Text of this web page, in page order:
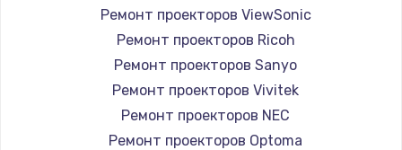
Ремонт проекторов ViewSonic
Ремонт проекторов Ricoh
Ремонт проекторов Sanyo
Ремонт проекторов Vivitek
Ремонт проекторов NEC
Ремонт проекторов Optoma